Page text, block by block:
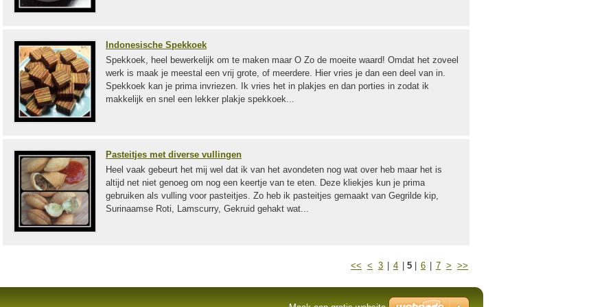
Indonesische Spekkoek
Spekkoek, heel bewerkelijk om te maken maar O Zo de moeite waard! Omdat het zoveel
werk is maak je meestal een vrij grote, of meerdere. Hier vries je dan een deel van in.
Spekkoek kan je prima invriezen. Ik vries het in plakjes en dan porties in zodat ik
makkelijk en snel een lekker plakje spekkoek...
Pasteitjes met diverse vullingen
Heel vaak gebeurt het mij wel dat ik van het avondeten nog wat over heb maar het is
altijd net niet genoeg om nog een keertje van te eten. Deze kliekjes kun je prima
gebruiken als vulling voor pasteitjes. Zo heb ik pasteitjes gemaakt van Gegrilde kip,
Surinaamse Roti, Lamscurry, Gekruid gehakt wat...
<< < 3 4 5 6 7 > >>